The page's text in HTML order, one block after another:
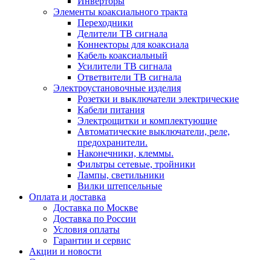
Элементы коаксиального тракта
Переходники
Делители ТВ сигнала
Коннекторы для коаксиала
Кабель коаксиальный
Усилители ТВ сигнала
Ответвители ТВ сигнала
Электроустановочные изделия
Розетки и выключатели электрические
Кабели питания
Электрощитки и комплектующие
Автоматические выключатели, реле,
предохранители.
Наконечники, клеммы.
Фильтры сетевые, тройники
Лампы, светильники
Вилки штепсельные
Оплата и доставка
Доставка по Москве
Доставка по России
Условия оплаты
Гарантии и сервис
Акции и новости